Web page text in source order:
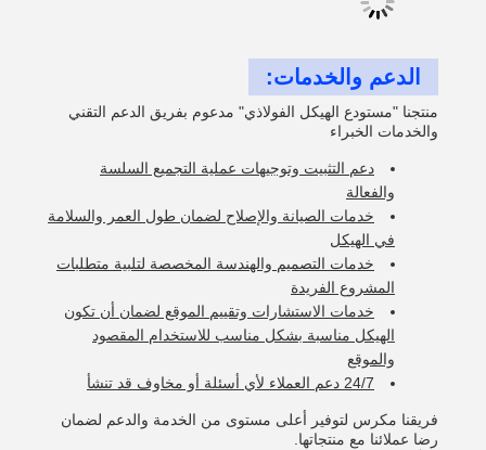
الدعم والخدمات:
منتجنا "مستودع الهيكل الفولاذي" مدعوم بفريق الدعم التقني
والخدمات الخبراء
دعم التثبيت وتوجيهات عملية التجميع السلسة
والفعالة
خدمات الصيانة والإصلاح لضمان طول العمر والسلامة
في الهيكل
خدمات التصميم والهندسة المخصصة لتلبية متطلبات
المشروع الفريدة
خدمات الاستشارات وتقييم الموقع لضمان أن تكون
الهيكل مناسبة بشكل مناسب للاستخدام المقصود
والموقع
24/7 دعم العملاء لأي أسئلة أو مخاوف قد تنشأ
فريقنا مكرس لتوفير أعلى مستوى من الخدمة والدعم لضمان
رضا عملائنا مع منتجاتها.